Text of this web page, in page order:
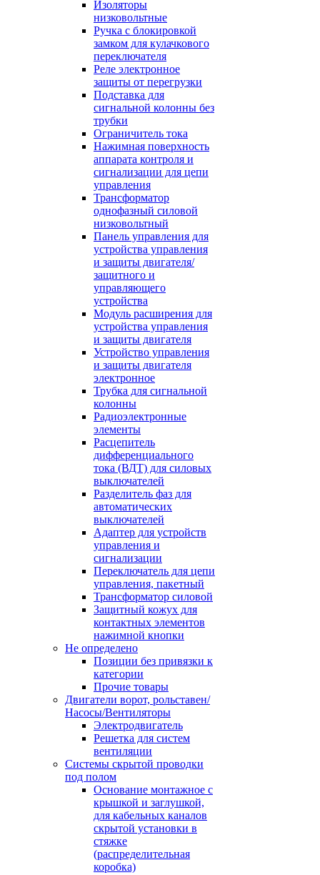
Изоляторы
низковольтные
Ручка с блокировкой
замком для кулачкового
переключателя
Реле электронное
защиты от перегрузки
Подставка для
сигнальной колонны без
трубки
Ограничитель тока
Нажимная поверхность
аппарата контроля и
сигнализации для цепи
управления
Трансформатор
однофазный силовой
низковольтный
Панель управления для
устройства управления
и защиты двигателя/
защитного и
управляющего
устройства
Модуль расширения для
устройства управления
и защиты двигателя
Устройство управления
и защиты двигателя
электронное
Трубка для сигнальной
колонны
Радиоэлектронные
элементы
Расцепитель
дифференциального
тока (ВДТ) для силовых
выключателей
Разделитель фаз для
автоматических
выключателей
Адаптер для устройств
управления и
сигнализации
Переключатель для цепи
управления, пакетный
Трансформатор силовой
Защитный кожух для
контактных элементов
нажимной кнопки
Не определено
Позиции без привязки к
категории
Прочие товары
Двигатели ворот, рольставен/
Насосы/Вентиляторы
Электродвигатель
Решетка для систем
вентиляции
Системы скрытой проводки
под полом
Основание монтажное с
крышкой и заглушкой,
для кабельных каналов
скрытой установки в
стяжке
(распределительная
коробка)